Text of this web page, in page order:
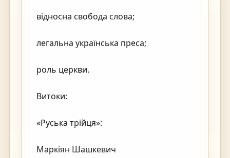
відносна свобода слова;
легальна українська преса;
роль церкви.
Витоки:
«Руська трійця»:
Маркіян Шашкевич